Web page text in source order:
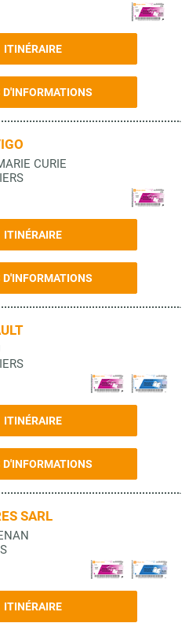
ITINÉRAIRE
D'INFORMATIONS
CURIE
ITINÉRAIRE
D'INFORMATIONS
ITINÉRAIRE
D'INFORMATIONS
SARL
ITINÉRAIRE